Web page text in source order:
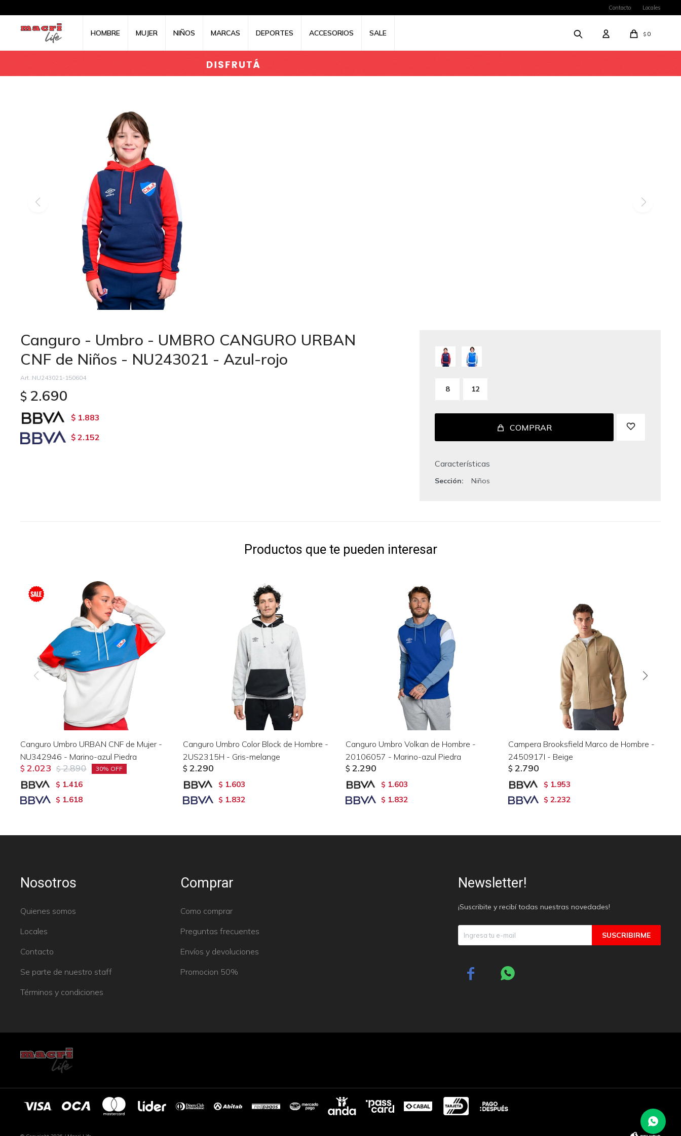
HOMBRE MUJER NIÑOS MARCAS DEPORTES ACCESORIOS SALE $ 0
Contacto Locales
Canguro - Umbro - UMBRO CANGURO URBAN
CNF de Niños - NU243021 - Azul-rojo
NU243021-150604
$ 2.690
$ 1.883
$ 2.152
8 12
COMPRAR
Características
Sección Niños
Productos que te pueden interesar
Canguro Umbro URBAN CNF de Mujer -
NU342946 - Marino-azul Piedra
$ 2.023 $ 2.890 30
$ 1.416
$ 1.618
Canguro Umbro Color Block de Hombre -
2US2315H - Gris-melange
$ 2.290
$ 1.603
$ 1.832
Canguro Umbro Volkan de Hombre -
20106057 - Marino-azul Piedra
$ 2.290
$ 1.603
$ 1.832
Campera Brooksfield Marco de Hombre -
2450917I - Beige
$ 2.790
$ 1.953
$ 2.232
Nosotros
Quienes somos
Locales
Contacto
Se parte de nuestro staff
Términos y condiciones
Comprar
Como comprar
Preguntas frecuentes
Envíos y devoluciones
Promocion 50%
Newsletter!
¡Suscribite y recibí todas nuestras novedades!
SUSCRIBIRME
 